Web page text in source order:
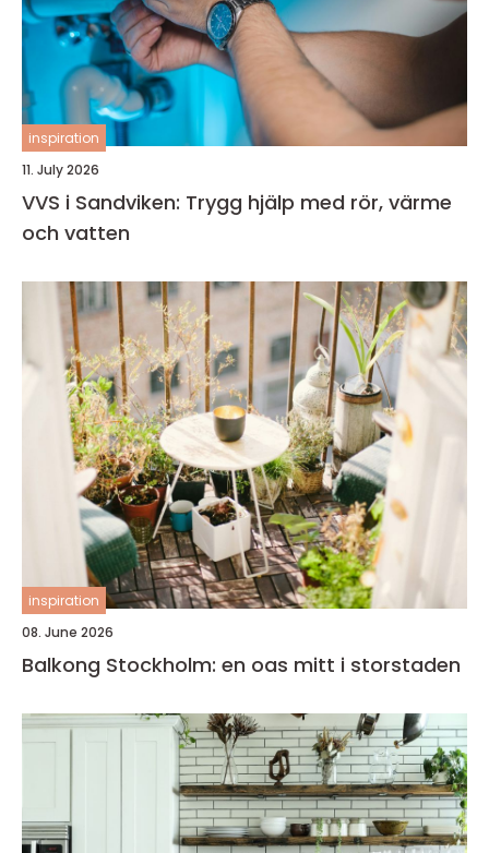
inspiration
11. July 2026
VVS i Sandviken: Trygg hjälp med rör, värme
och vatten
inspiration
08. June 2026
Balkong Stockholm: en oas mitt i storstaden